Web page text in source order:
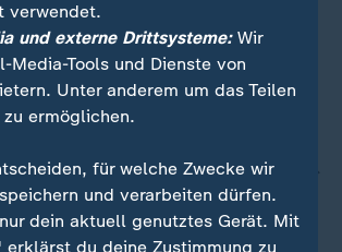
verwendet.
und externe Drittsysteme:Wir
Media-Tools und Dienste von
Unter anderem um das Teilen
ermöglichen.
für welche Zwecke wir
und verarbeiten dürfen.
dein aktuell genutztes Gerät. Mit
erklärst du deine Zustimmung zu